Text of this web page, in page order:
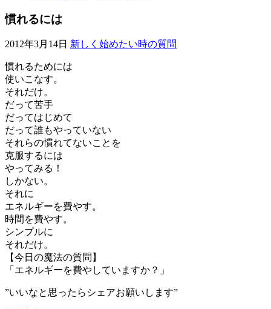
慣れるには
2012年3月14日 新しく始めたい時の質問
慣れるためには
使いこなす。
それだけ。
だって苦手
だってはじめて
だって誰もやっていない
それらの慣れてないことを
克服するには
やってみる！
しかない。
それに
エネルギーを費やす。
時間を費やす。
シンプルに
それだけ。
【今日の魔法の質問】
「エネルギーを費やしていますか？」
”いいなと思ったらシェアお願いします”